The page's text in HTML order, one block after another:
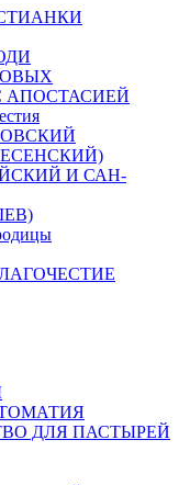
АПОСТАСИЕЙ
И САН-
ДЛЯ ПАСТЫРЕЙ